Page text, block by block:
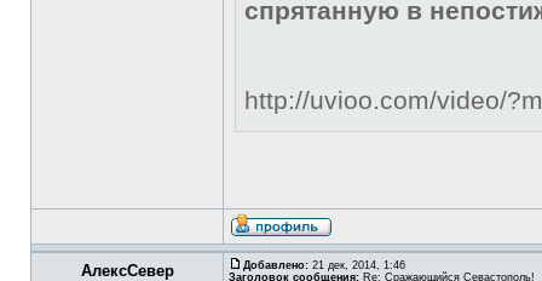
спрятанную в
http://uvioo.com/video/
АлексСевер Добавлено: 21 дек, 2014, 1:46
Заголовок сообщения: Re: Сражающийся Севастополь!